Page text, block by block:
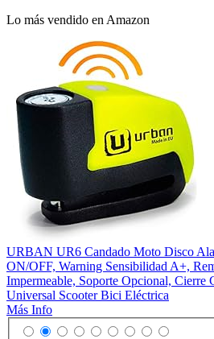
Lo más vendido en Amazon
URBAN UR6 Candado Moto Disco
ON/OFF, Warning Sensibilidad A+,
Impermeable, Soporte Opcional,
Universal Scooter Bici Eléctrica
Más Info